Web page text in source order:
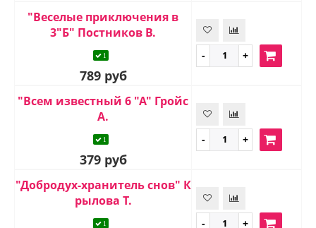
"Веселые приключения в
3"Б" Постников В.
1
789 руб
"Всем известный 6 "А" Гройс
А.
1
379 руб
"Добродух-хранитель снов" К
рылова Т.
1